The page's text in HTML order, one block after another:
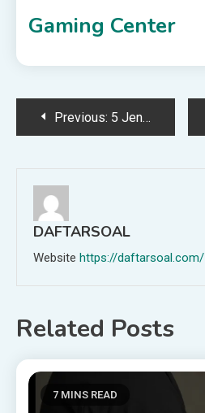
Gaming Center
PostPrevious: 5 Jenis Makanan Yang Boleh Rosakkan Memori Otak
DAFTARSOAL
Website https://daftarsoal.com/
Related Posts
7 MINS READ